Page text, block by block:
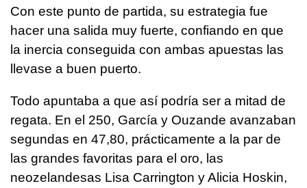
Con este punto de partida, su estrategia fue
hacer una salida muy fuerte, confiando en que
la inercia conseguida con ambas apuestas las
llevase a buen puerto.
Todo apuntaba a que así podría ser a mitad de
regata. En el 250, García y Ouzande avanzaban
segundas en 47,80, prácticamente a la par de
las grandes favoritas para el oro, las
neozelandesas Lisa Carrington y Alicia Hoskin,